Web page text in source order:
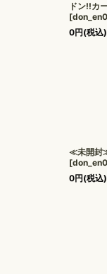
ドン!!カ
[
0円(税込)
≪未開封
[
0円(税込)